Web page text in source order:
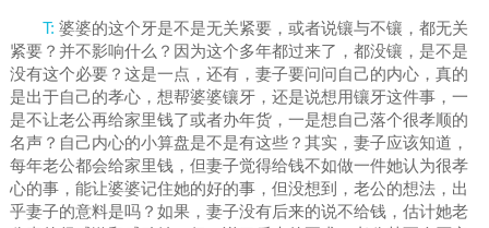
T:婆婆的这个牙是不是无关紧要，或者说镶与不镶，都无关
紧要？并不影响什么？因为这个多年都过来了，都没镶，是不是
没有这个必要？这是一点，还有，妻子要问问自己的内心，真的
是出于自己的孝心，想帮婆婆镶牙，还是说想用镶牙这件事，一
是不让老公再给家里钱了或者办年货，一是想自己落个很孝顺的
名声？自己内心的小算盘是不是有这些？其实，妻子应该知道，
每年老公都会给家里钱，但妻子觉得给钱不如做一件她认为很孝
心的事，能让婆婆记住她的好的事，但没想到，老公的想法，出
乎妻子的意料是吗？如果，妻子没有后来的说不给钱，估计她老